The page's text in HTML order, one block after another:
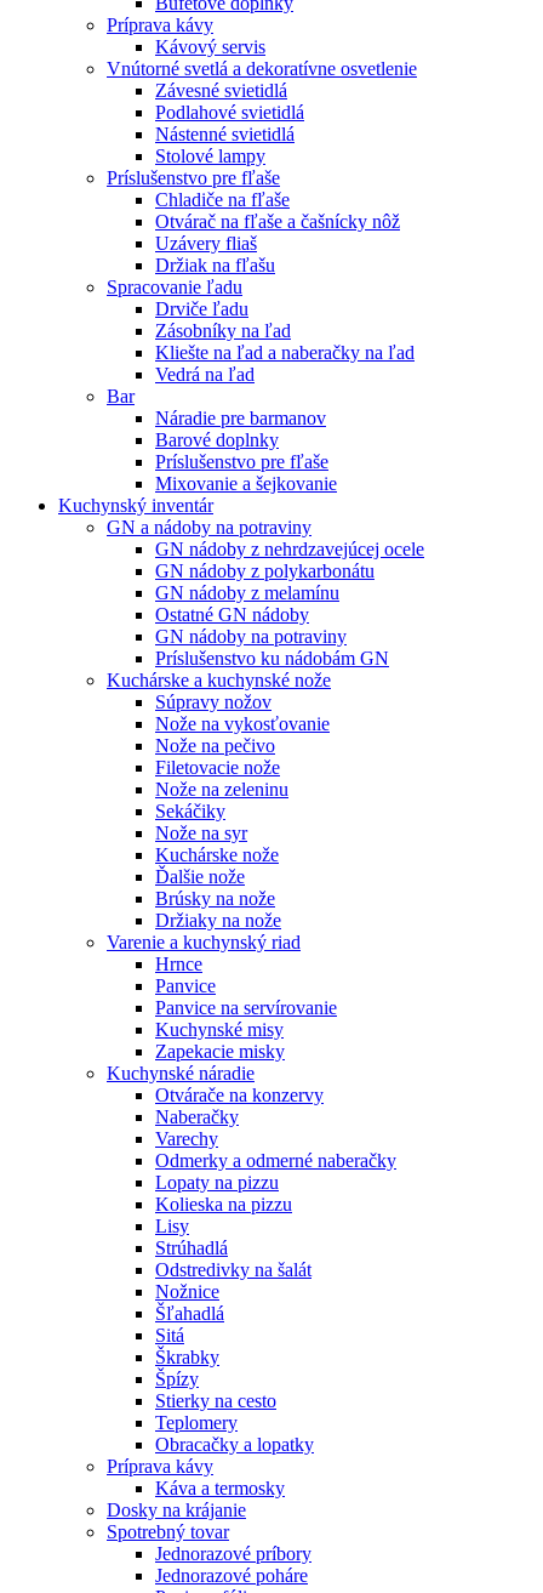
Príprava kávy
Kávový servis
Vnútorné svetlá a dekoratívne osvetlenie
Závesné svietidlá
Podlahové svietidlá
Nástenné svietidlá
Stolové lampy
Príslušenstvo pre fľaše
Chladiče na fľaše
Otvárač na fľaše a čašnícky nôž
Uzávery fliaš
Držiak na fľašu
Spracovanie ľadu
Drviče ľadu
Zásobníky na ľad
Kliešte na ľad a naberačky na ľad
Vedrá na ľad
Bar
Náradie pre barmanov
Barové doplnky
Príslušenstvo pre fľaše
Mixovanie a šejkovanie
Kuchynský inventár
GN a nádoby na potraviny
GN nádoby z nehrdzavejúcej ocele
GN nádoby z polykarbonátu
GN nádoby z melamínu
Ostatné GN nádoby
GN nádoby na potraviny
Príslušenstvo ku nádobám GN
Kuchárske a kuchynské nože
Súpravy nožov
Nože na vykosťovanie
Nože na pečivo
Filetovacie nože
Nože na zeleninu
Sekáčiky
Nože na syr
Kuchárske nože
Ďalšie nože
Brúsky na nože
Držiaky na nože
Varenie a kuchynský riad
Hrnce
Panvice
Panvice na servírovanie
Kuchynské misy
Zapekacie misky
Kuchynské náradie
Otvárače na konzervy
Naberačky
Varechy
Odmerky a odmerné naberačky
Lopaty na pizzu
Kolieska na pizzu
Lisy
Strúhadlá
Odstredivky na šalát
Nožnice
Šľahadlá
Sitá
Škrabky
Špízy
Stierky na cesto
Teplomery
Obracačky a lopatky
Príprava kávy
Káva a termosky
Dosky na krájanie
Spotrebný tovar
Jednorazové príbory
Jednorazové poháre